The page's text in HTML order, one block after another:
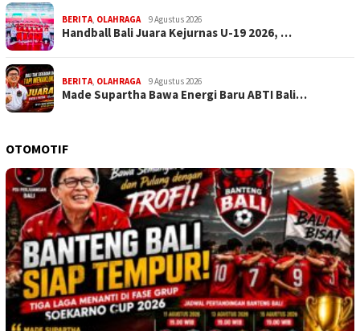
BERITA, OLAHRAGA 9 Agustus 2026
Handball Bali Juara Kejurnas U-19 2026, …
BERITA, OLAHRAGA 9 Agustus 2026
Made Supartha Bawa Energi Baru ABTI Bali…
OTOMOTIF